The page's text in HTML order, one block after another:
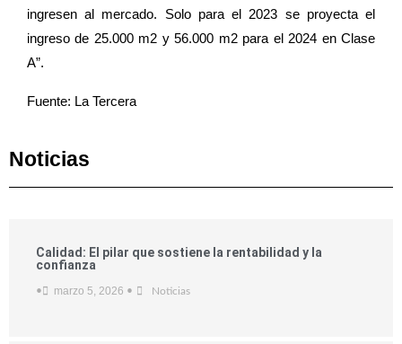
ingresen al mercado. Solo para el 2023 se proyecta el
ingreso de 25.000 m2 y 56.000 m2 para el 2024 en Clase
A”.
Fuente: La Tercera
Noticias
Calidad: El pilar que sostiene la rentabilidad y la
confianza
• marzo 5, 2026 • Noticias